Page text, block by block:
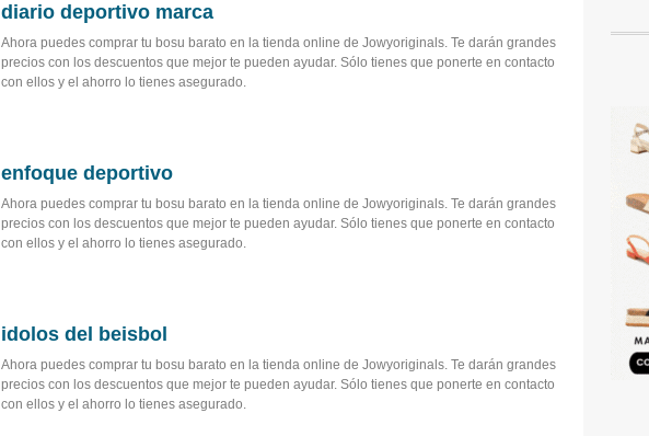
diario deportivo marca
Ahora puedes comprar tu bosu barato en la tienda online de Jowyoriginals. Te darán grandes
precios con los descuentos que mejor te pueden ayudar. Sólo tienes que ponerte en contacto
con ellos y el ahorro lo tienes asegurado.
enfoque deportivo
Ahora puedes comprar tu bosu barato en la tienda online de Jowyoriginals. Te darán grandes
precios con los descuentos que mejor te pueden ayudar. Sólo tienes que ponerte en contacto
con ellos y el ahorro lo tienes asegurado.
idolos del beisbol
Ahora puedes comprar tu bosu barato en la tienda online de Jowyoriginals. Te darán grandes
precios con los descuentos que mejor te pueden ayudar. Sólo tienes que ponerte en contacto
con ellos y el ahorro lo tienes asegurado.